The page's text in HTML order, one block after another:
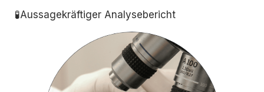
🧪Aussagekräftiger Analysebericht